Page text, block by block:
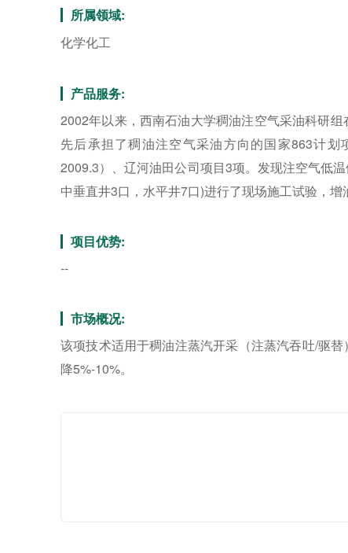
所属领域:
化学化工
产品服务:
2002年以来，西南石油大学稠油注空气采油科研
先后承担了稠油注空气采油方向的国家863计
2009.3）、辽河油田公司项目3项。发现注空气低
中垂直井3口，水平井7口)进行了现场施工试验，增
项目优势:
--
市场概况:
该项技术适用于稠油注蒸汽开采（注蒸汽吞吐/驱
降5%-10%。